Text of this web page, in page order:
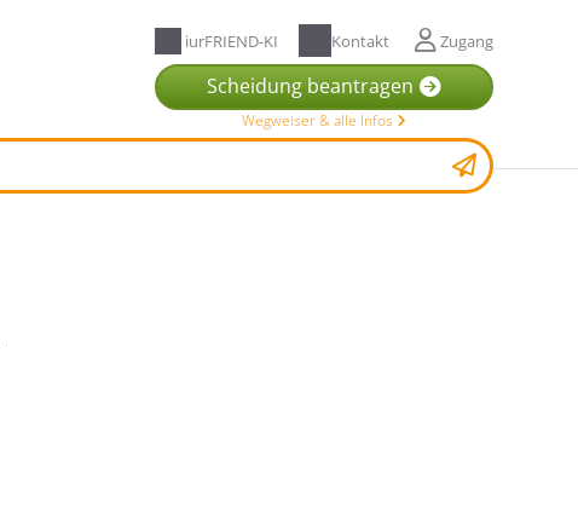
iurFRIEND-KI Kontakt Zugang
Scheidung beantragen
Wegweiser & alle Infos